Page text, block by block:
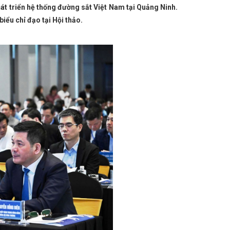
Nguyễn Hồng Diên và đồng chí Trần Cương, Bí thư
về tổ chức bộ máy và cán bộ
KHAI MẠC LỚP
đã được ban hành trước khi sắp xếp
xuyên suốt
KẾT QUẢ HOẠT ĐỘNG CÔNG
ứng phó với bão số 12 và mưa lũ
cài đặt
Hà Tĩnh phấn đấu thành lập mới 1.100
thứ 8 nâng cấp Hiệp định Thương mại Tự do ASEAN-
nhiều niềm vui, tình cảm ấm áp cho đoàn viên, người
NGHỊ TRỰC TUYẾN KHỐI CÔNG THƯƠNG ĐỊA
tiêu dùng Thủ đô tại Hội chợ Mùa thu 2025 lần thứ
bền vững đáp ứng các chính sách xanh của Liên
Trao 21 giải Cuộc thi trực tuyến tìm hiểu về chuyển
Thương: Phát động Tháng Công nhân năm 2023
nhiệm vụ phát triển kinh tế - xã hội những tháng
NHẬN NGUYÊN TRẠNG CỤC QUẢN LÝ THỊ TRƯỜNG
đán năm 2024
Quy định xử phạt vi phạm hành
trình hành động thực hiện Nghị quyết Đại hội Đảng
gia trưng bày, giới thiệu gần 50 sản phẩm đặc trưng,
Tổ chức giải bóng chuyền hơi chào mừng chào
thống Hoa Kỳ Joe Biden
xếp huyện, xã theo quy định cũ
ban Cạnh tranh Quốc gia và Đại sứ quán Liên hiệp
triển hệ thống đường sắt Việt Nam tại Quảng Ninh.
chỉ đạo tại Hội thảo.